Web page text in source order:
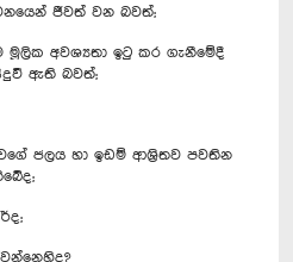
ජීවත් වන බවත්;
අවශ්‍යතා ඉටු කර ගැනීමේදී
ඇති බවත්;
ජලය හා ඉඩම් ආශ‍්‍රිතව පවතින